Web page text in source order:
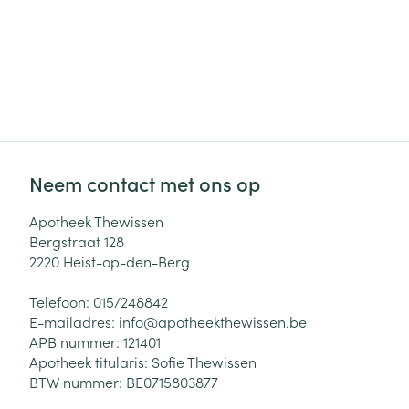
Neem contact met ons op
Apotheek Thewissen
Bergstraat 128
2220 Heist-op-den-Berg
Telefoon: 015/248842
E-mailadres: info@apotheekthewissen.be
APB nummer: 121401
Apotheek titularis: Sofie Thewissen
BTW nummer: BE0715803877